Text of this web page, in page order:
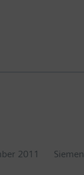
2011